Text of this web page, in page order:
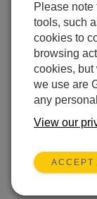
質問の種類
購入や見
ここに質問
Please
tools, such
cookies to
browsing
cookies, but
we use are
any
View our
ACCEPT